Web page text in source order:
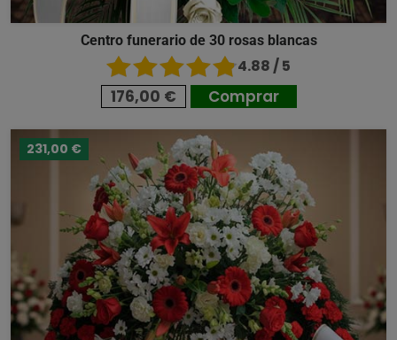
Centro funerario de 30 rosas blancas
4.88 / 5
176,00 € Comprar
231,00 €